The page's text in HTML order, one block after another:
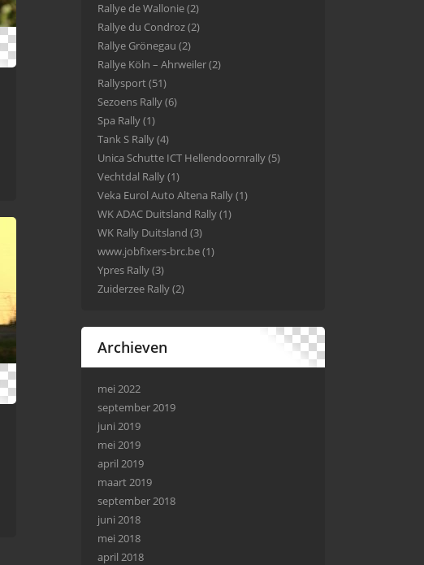
Rallye de Wallonie(2)
Rallye du Condroz(2)
Rallye Grönegau (2)
Rallye Köln – Ahrweiler(2)
Rallysport(51)
Sezoens Rally(6)
Spa Rally(1)
Tank S Rally(4)
Unica Schutte ICT Hellendoornrally(5)
Vechtdal Rally(1)
Veka Eurol Auto Altena Rally(1)
WK ADAC Duitsland Rally(1)
WK Rally Duitsland (3)
www.jobfixers-brc.be(1)
Ypres Rally(3)
Zuiderzee Rally(2)
Archieven
mei 2022
september 2019
juni 2019
mei 2019
april 2019
maart 2019
september 2018
juni 2018
mei 2018
april 2018